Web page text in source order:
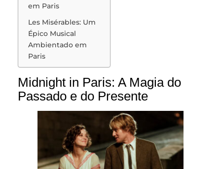
em Paris
Les Misérables: Um
Épico Musical
Ambientado em
Paris
Midnight in Paris: A Magia do
Passado e do Presente